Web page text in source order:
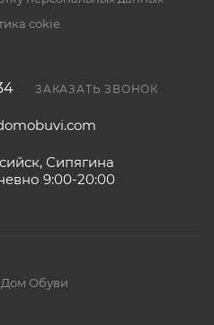
cokie
ЗАКАЗАТЬ ЗВОНОК
Сипягина
9:00-20:00
Дом Обуви